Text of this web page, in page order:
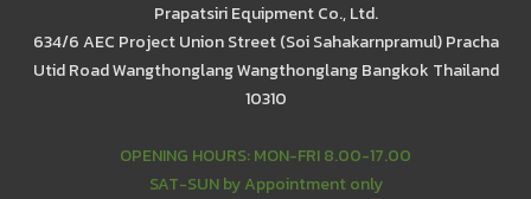
Prapatsiri Equipment Co., Ltd.
634/6 AEC Project Union Street (Soi Sahakarnpramul) Pracha
Utid Road Wangthonglang Wangthonglang Bangkok Thailand
10310
OPENING HOURS: MON-FRI 8.00-17.00
SAT-SUN by Appointment only